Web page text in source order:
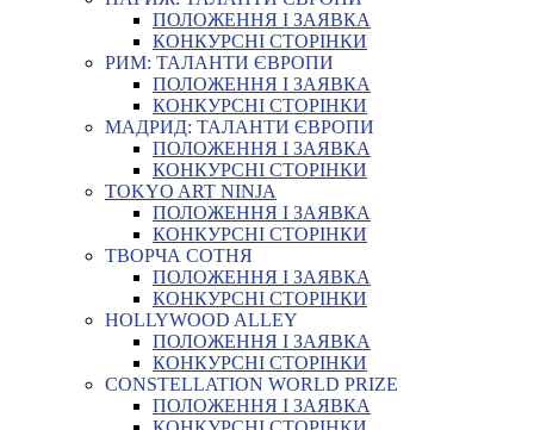
ПОЛОЖЕННЯ І ЗАЯВКА
КОНКУРСНІ СТОРІНКИ
РИМ: ТАЛАНТИ ЄВРОПИ
ПОЛОЖЕННЯ І ЗАЯВКА
КОНКУРСНІ СТОРІНКИ
МАДРИД: ТАЛАНТИ ЄВРОПИ
ПОЛОЖЕННЯ І ЗАЯВКА
КОНКУРСНІ СТОРІНКИ
TOKYO ART NINJA
ПОЛОЖЕННЯ І ЗАЯВКА
КОНКУРСНІ СТОРІНКИ
ТВОРЧА СОТНЯ
ПОЛОЖЕННЯ І ЗАЯВКА
КОНКУРСНІ СТОРІНКИ
HOLLYWOOD ALLEY
ПОЛОЖЕННЯ І ЗАЯВКА
КОНКУРСНІ СТОРІНКИ
CONSTELLATION WORLD PRIZE
ПОЛОЖЕННЯ І ЗАЯВКА